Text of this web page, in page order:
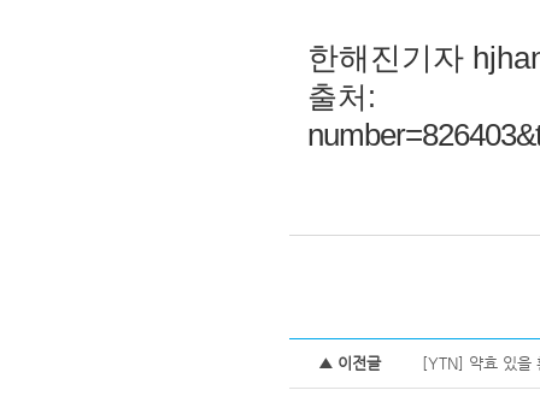
한해진기자
출
▲ 이전글 [YTN] 약효 있을